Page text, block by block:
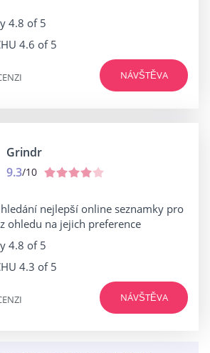
4.8 of 5
4.6 of 5
NÁVŠTĚVA
Grindr
9.3/10
hledání nejlepší online seznamky pro
ohledu na jejich preference
4.8 of 5
4.3 of 5
NÁVŠTĚVA